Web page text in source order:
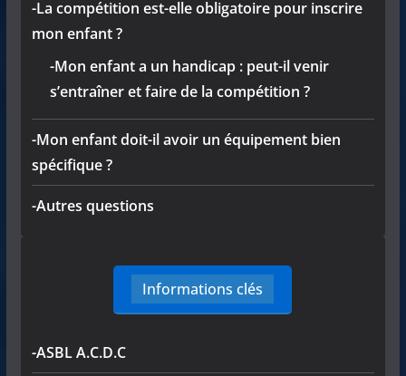
-La compétition est-elle obligatoire pour inscrire
mon enfant ?
-Mon enfant a un handicap : peut-il venir
s’entraîner et faire de la compétition ?
-Mon enfant doit-il avoir un équipement bien
spécifique ?
-Autres questions
Informations clés
-ASBL A.C.D.C